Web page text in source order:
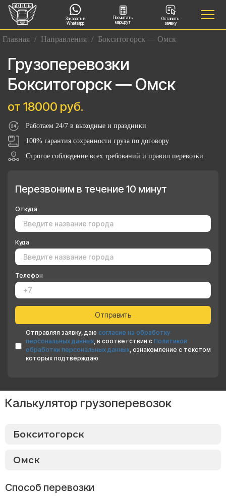
Заказать в
Whatsapp
Посчитать
маршрут
Оставить
заявку
Главная / Направления / Бокситогорск — Омск
Грузоперевозки
Бокситогорск — Омск
от 18000 руб.
Работаем 24/7 в выходные и праздники
100% гарантия сохранности груза по договору
Строгое соблюдение всех требований и правил перевозки
Перезвоним в течение 10 минут
Откуда
Куда
Телефон
Отправляя заявку, даю согласие на обработку
персональных данных, в соответствии с Политикой
обработки персональных данных, ознакомление с текстом
которых подтверждаю
Калькулятор грузоперевозок
Способ перевозки